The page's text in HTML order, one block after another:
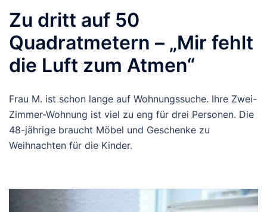
Zu dritt auf 50
Quadratmetern – „Mir fehlt
die Luft zum Atmen“
Frau M. ist schon lange auf Wohnungssuche. Ihre Zwei-
Zimmer-Wohnung ist viel zu eng für drei Personen. Die
48-jährige braucht Möbel und Geschenke zu
Weihnachten für die Kinder.